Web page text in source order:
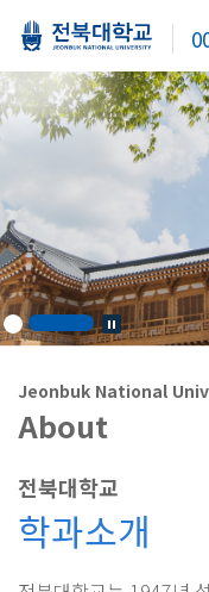
Jeonbuk National
About
전북대학교
학과소개